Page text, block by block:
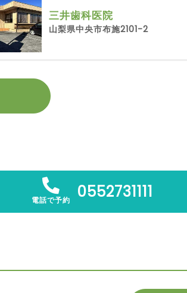
三井歯科医院
山梨県中央市布施2101-2
電話で予約 0552731111